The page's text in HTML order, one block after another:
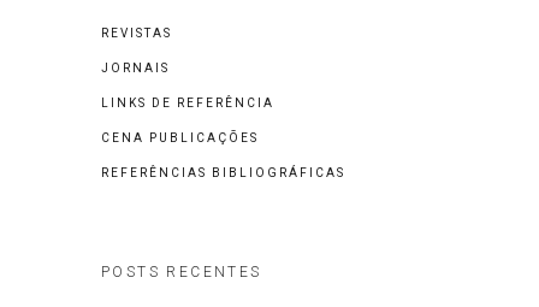
REVISTAS
JORNAIS
LINKS DE REFERÊNCIA
CENA PUBLICAÇÕES
REFERÊNCIAS BIBLIOGRÁFICAS
POSTS RECENTES